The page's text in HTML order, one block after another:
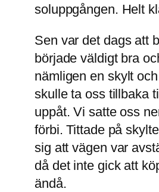
soluppgången. Helt
Sen var det dags att
började väldigt bra
nämligen en skylt
skulle ta oss tillbaka
uppåt. Vi satte oss
förbi. Tittade på
sig att vägen var
då det inte gick att
ändå.